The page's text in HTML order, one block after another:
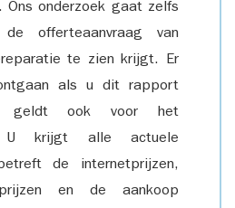
onderzoek gaat zelfs
offerteaanvraag van
te zien krijgt. Er
als u dit rapport
geldt ook voor het
U krijgt alle actuele
de internetprijzen,
prijzen en de aankoop